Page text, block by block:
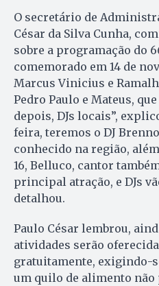
O secretário de
César da Silva Cunha,
sobre a programação do
comemorado em 14 de
Marcus Vinicius e
Pedro Paulo e Mateus,
depois, DJs locais”,
feira, teremos o DJ
conhecido na região, além
16, Belluco, cantor
principal atração, e DJs
detalhou.
Paulo César lembrou,
atividades serão
gratuitamente, exigindo-
um quilo de alimento não